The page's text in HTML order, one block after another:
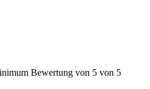
Bewertung von 5 von 5